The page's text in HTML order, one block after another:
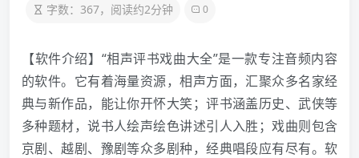
字数：367，阅读约2分钟 0
【软件介绍】“相声评书戏曲大全”是一款专注音频内容
的软件。它有着海量资源，相声方面，汇聚众多名家经
典与新作品，能让你开怀大笑；评书涵盖历史、武侠等
多种题材，说书人绘声绘色讲述引人入胜；戏曲则包含
京剧、越剧、豫剧等众多剧种，经典唱段应有尽有。软